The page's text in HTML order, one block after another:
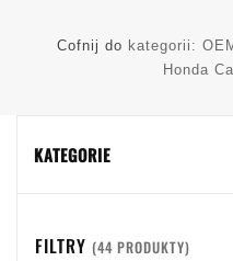
Cofnij do kategorii:
Honda
KATEGORIE
FILTRY (44 PRODUKTY)